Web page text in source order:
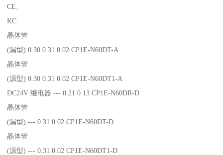
CE、
KC
晶体管
(漏型) 0.30 0.31 0.02 CP1E-N60DT-A
晶体管
(源型) 0.30 0.31 0.02 CP1E-N60DT1-A
DC24V 继电器 --- 0.21 0.13 CP1E-N60DR-D
晶体管
(漏型) --- 0.31 0.02 CP1E-N60DT-D
晶体管
(源型) --- 0.31 0.02 CP1E-N60DT1-D